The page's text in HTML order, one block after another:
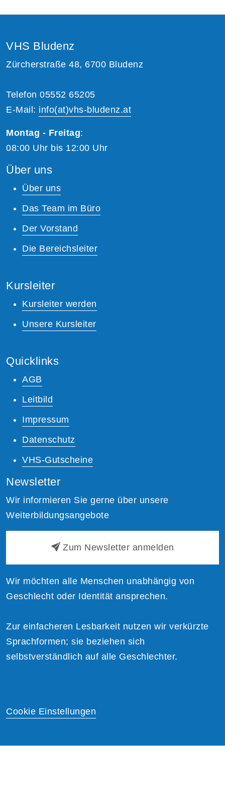
VHS Bludenz
Zürcherstraße 48, 6700 Bludenz
Telefon 05552 65205
E-Mail: info(at)vhs-bludenz.at
Montag - Freitag:
08:00 Uhr bis 12:00 Uhr
Über uns
Über uns
Das Team im Büro
Der Vorstand
Die Bereichsleiter
Kursleiter
Kursleiter werden
Unsere Kursleiter
Quicklinks
AGB
Leitbild
Impressum
Datenschutz
VHS-Gutscheine
Newsletter
Wir informieren Sie gerne über unsere
Weiterbildungsangebote
Zum Newsletter anmelden
Wir möchten alle Menschen unabhängig von
Geschlecht oder Identität ansprechen.
Zur einfacheren Lesbarkeit nutzen wir verkürzte
Sprachformen; sie beziehen sich
selbstverständlich auf alle Geschlechter.
Cookie Einstellungen